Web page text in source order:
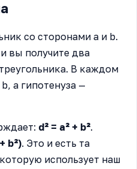
со сторонами a и b.
вы получите два
В каждом
а гипотенуза —
d² = a² + b².
b²). Это и есть та
использует наш